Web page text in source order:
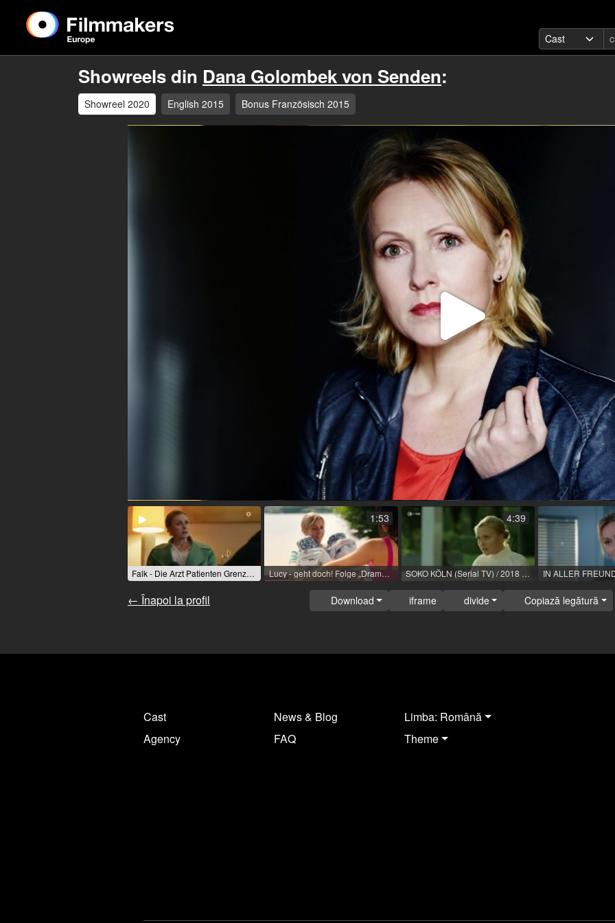
Showreels din Dana Golombek von Senden:
Showreel 2020 English 2015 Bonus Französisch 2015
Play
Video
Falk - Die Arzt Patienten Grenze / 2020 / R: Peter Stauch Lucy - geht doch! Folge „Dramaqueen“ / 2020
1:53
SOKO KÖLN (Serial TV) / 2018 / R: Ulrike Hamacher / ZDF / TV-Serie
4:39
← Înapoi la profil Download iframe divide Copiază legătură
Cast
Agency
News & Blog
FAQ
Limba: Română
Theme